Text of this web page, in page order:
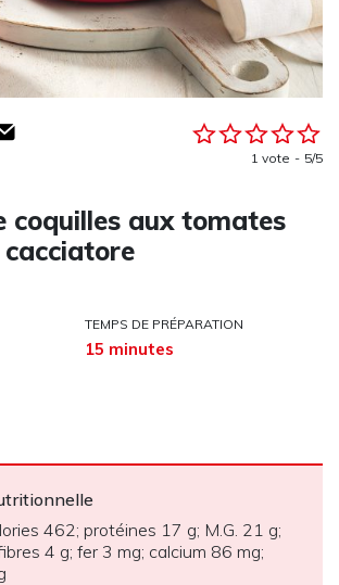
1 vote 5/5
coquilles aux tomates
cacciatore
TEMPS DE PRÉPARATION
15 minutes
462; protéines 17 g; M.G. 21 g;
4 g; fer 3 mg; calcium 86 mg;